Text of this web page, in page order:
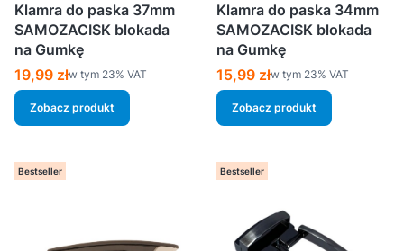
Klamra do paska 37mm
SAMOZACISK blokada
na Gumkę
Cena brutto
19,99 złw tym %s VAT
w tym 23% VAT
Zobacz produkt
Klamra do paska 34mm
SAMOZACISK blokada
na Gumkę
Cena brutto
15,99 złw tym %s VAT
w tym 23% VAT
Zobacz produkt
Bestseller Bestseller